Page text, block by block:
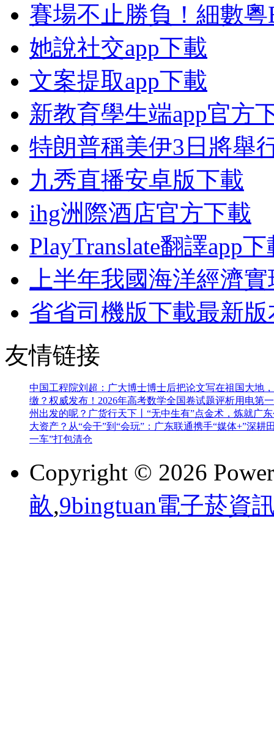
賽場不止勝負！細數
她說社交app下載
文案提取app下載
新教育學生端app官方
特朗普稱美伊3日將舉
九秀直播安卓版下載
ihg洲際酒店官方下載
PlayTranslate翻譯app下
上半年我國海洋經濟
省省司機版下載最新
友情链接
中国工程院刘超：广大博士博士后把论文写在祖国大地
缴？ 权威发布！2026年高考数学全国卷试题评析用电第
州出发的呢？ 广货行天下丨“无中生有”点金术，炼就广
大资产？ 从“会干”到“会玩”：广东联通携手“媒体+”深耕
一车”打包清仓
Copyright © 2026
畝,9bingtuan電子菸資